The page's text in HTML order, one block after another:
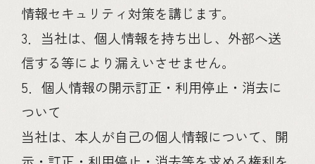
情報セキュリティ対策を講じます。
3．当社は、個人情報を持ち出し、外部へ送
信する等により漏えいさせません。
5．個人情報の開示訂正・利用停止・消去に
ついて
当社は、本人が自己の個人情報について、開